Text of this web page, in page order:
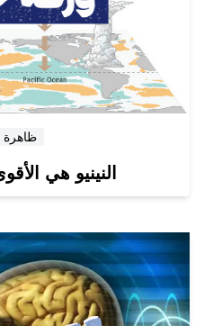
#ظاهرة
النينيو هي